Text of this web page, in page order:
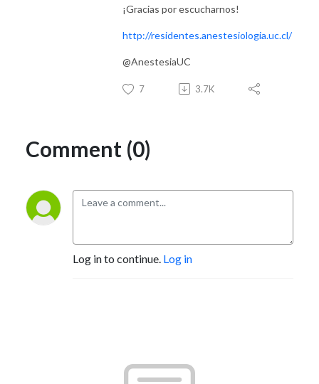
¡Gracias por escucharnos!
http://residentes.anestesiologia.uc.cl/
@AnestesiaUC
7 3.7K
Comment (0)
Log in to continue. Log in